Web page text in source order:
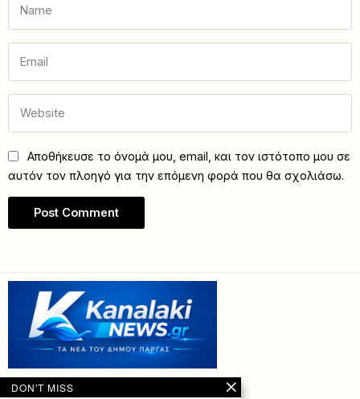
Αποθήκευσε το όνομά μου, email, και τον ιστότοπο μου σε
αυτόν τον πλοηγό για την επόμενη φορά που θα σχολιάσω.
DON'T MISS